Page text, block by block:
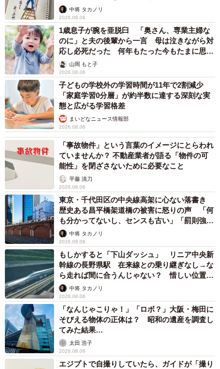
ますよ…」
中将 タカノリ
2026.08.06
1歳息子が腕を亜脱臼 「奥さん、専業主婦な
のに」と夫の後輩から一言 母は泣きながら対
応し必死だった 何年もたった今もたまに思い
出し…山岡 もと子
2026.08.06
子どもの学校外の学習時間が11年で2割減少
「家庭学習0分層」が約半数に達する深刻な実
態と広がる学習格差
まいどなニュース情報部
2026.08.06
「事故物件」という言葉のイメージにとらわれ
ていませんか？ 不動産業者が語る「物件の可
能性」を閉ざさないために必要なこと
平藤 清刀
2026.08.06
東京・千代田区の中央線高架に心ない落書き
歴史ある昌平橋架道橋の被害に怒りの声 「何
も分かってないし、センスも古い」「罰則強化
して」中将 タカノリ
2026.08.06
もしかすると「下山ダッシュ」 リニア中央新
幹線の長野県駅 在来線との乗り継ぎなし→な
ら走れば間に合うんじゃない？ 惜しい位置関
係が反響
中将 タカノリ
2026.08.06
「なんじゃこりゃ！」「ロボ？」大阪・梅田に
そびえる物体の正体は？ 昭和の遺産を調査し
てみた結果…
太田 浩子
2026.08.06
エジプトで自撮りしていたら、ガイドが「撮り